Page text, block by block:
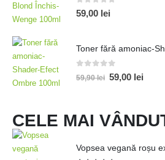
0out of 5
59,00 lei
Toner fără amoniac-
out of 5
59,90lei 59,00 lei
CELE MAI
Vopsea vegană roșu